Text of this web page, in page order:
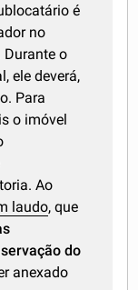
é
no
Durante o
ele deverá,
Para
o imóvel
Ao
laudo, que
do
anexado